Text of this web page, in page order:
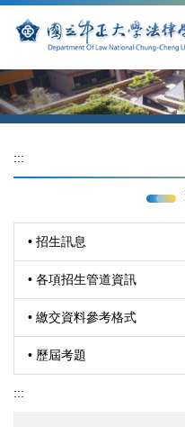
到
要
內
容
區
:::
• 招生訊息
• 各項招生管道資訊
• 繳交資料參考格式
• 歷屆考題
:::